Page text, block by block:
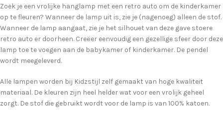
Zoek je een vrolijke hanglamp met een retro auto om de kinderkamer
op te fleuren? Wanneer de lamp uit is, zie je (nagenoeg) alleen de stof.
Wanneer de lamp aangaat, zie je het silhouet van deze gave stoere
retro auto er doorheen. Creëer eenvoudig een gezellige sfeer door deze
lamp toe te voegen aan de babykamer of kinderkamer. De pendel
wordt meegeleverd.
Alle lampen worden bij Kidzstijl zelf gemaakt van hoge kwaliteit
materiaal. De kleuren zijn heel helder wat voor een vrolijk geheel
zorgt. De stof die gebruikt wordt voor de lamp is van 100% katoen.